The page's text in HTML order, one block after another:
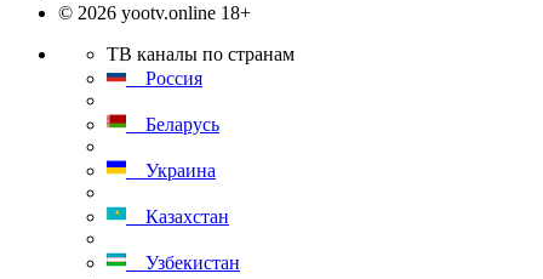
© 2026 yootv.online 18+
ТВ каналы по странам
Россия
Беларусь
Украина
Казахстан
Узбекистан